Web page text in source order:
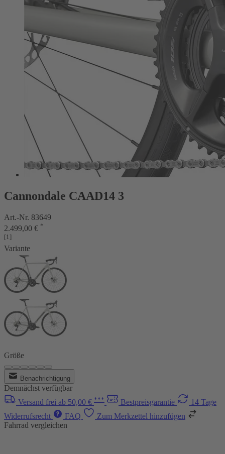
Cannondale CAAD14 3
Art.-Nr. 83649
2.499,00 € *
[1]
Variante
Größe
Benachrichtigung
Demnächst verfügbar
Versand frei ab 50,00 € *** Bestpreisgarantie
14 Tage
Widerrufsrecht
FAQ
Zum Merkzettel hinzufügen
Fahrrad vergleichen